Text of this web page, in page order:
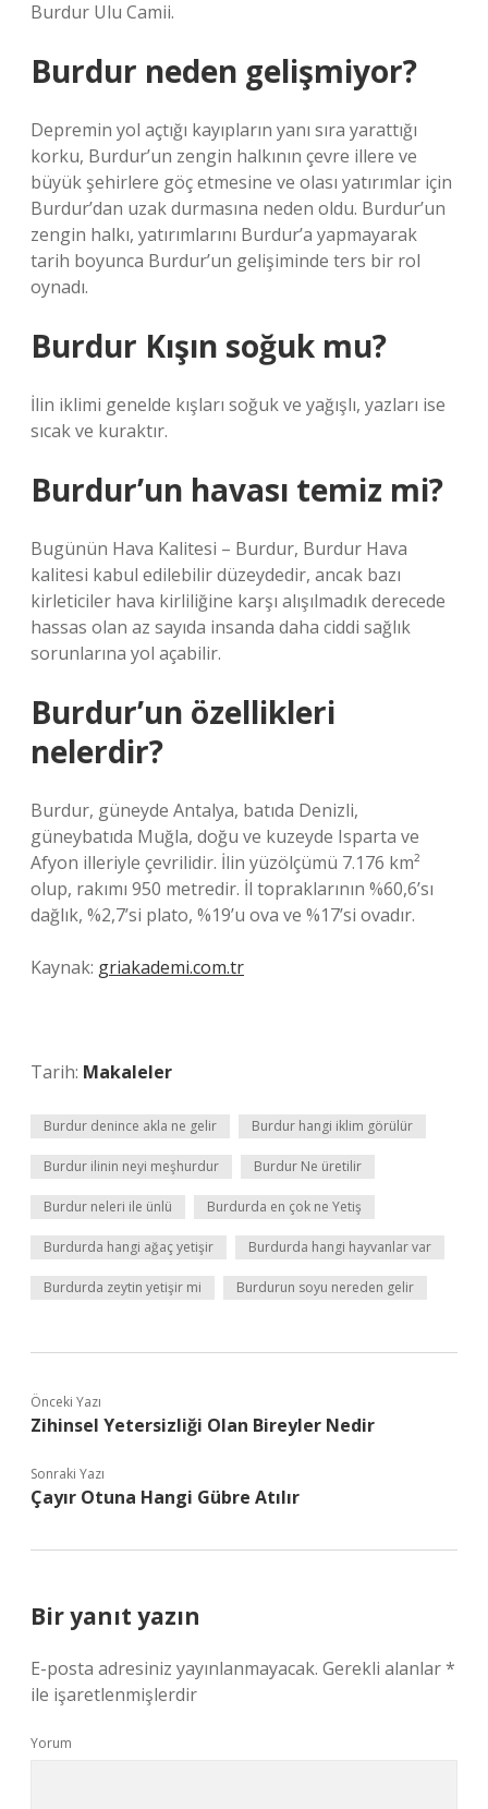
Burdur Ulu Camii.
Burdur neden gelişmiyor?
Depremin yol açtığı kayıpların yanı sıra yarattığı
korku, Burdur’un zengin halkının çevre illere ve
büyük şehirlere göç etmesine ve olası yatırımlar için
Burdur’dan uzak durmasına neden oldu. Burdur’un
zengin halkı, yatırımlarını Burdur’a yapmayarak
tarih boyunca Burdur’un gelişiminde ters bir rol
oynadı.
Burdur Kışın soğuk mu?
İlin iklimi genelde kışları soğuk ve yağışlı, yazları ise
sıcak ve kuraktır.
Burdur’un havası temiz mi?
Bugünün Hava Kalitesi – Burdur, Burdur Hava
kalitesi kabul edilebilir düzeydedir, ancak bazı
kirleticiler hava kirliliğine karşı alışılmadık derecede
hassas olan az sayıda insanda daha ciddi sağlık
sorunlarına yol açabilir.
Burdur’un özellikleri
nelerdir?
Burdur, güneyde Antalya, batıda Denizli,
güneybatıda Muğla, doğu ve kuzeyde Isparta ve
Afyon illeriyle çevrilidir. İlin yüzölçümü 7.176 km²
olup, rakımı 950 metredir. İl topraklarının %60,6’sı
dağlık, %2,7’si plato, %19’u ova ve %17’si ovadır.
Kaynak: griakademi.com.tr
Tarih: Makaleler
Burdur denince akla ne gelir Burdur hangi iklim görülür
Burdur ilinin neyi meşhurdur Burdur Ne üretilir
Burdur neleri ile ünlü Burdurda en çok ne Yetiş
Burdurda hangi ağaç yetişir Burdurda hangi hayvanlar var
Burdurda zeytin yetişir mi Burdurun soyu nereden gelir
Önceki Yazı
Zihinsel Yetersizliği Olan Bireyler Nedir
Sonraki Yazı
Çayır Otuna Hangi Gübre Atılır
Bir yanıt yazın
E-posta adresiniz yayınlanmayacak. Gerekli alanlar*
ile işaretlenmişlerdir
Yorum